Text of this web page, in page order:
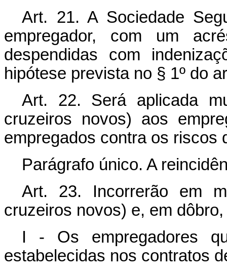
Art. 21. A Sociedade
empregador, com um
despendidas com
hipótese prevista no § 1º do
Art. 22. Será aplicada
cruzeiros novos) aos
empregados contra os riscos
Parágrafo único. A
Art. 23. Incorrerão em
cruzeiros novos) e, em
I - Os empregadores
estabelecidas nos contratos